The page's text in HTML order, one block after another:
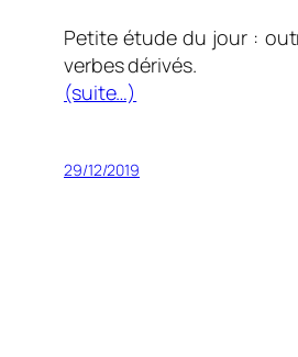
Petite étude du jour :
verbes dérivés.
(suite…)
29/12/2019